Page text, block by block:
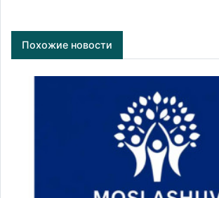
Похожие новости